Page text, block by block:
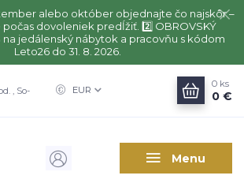
alebo október objednajte čo najskôr –
dovoleniek predĺžiť. 2️⃣ OBROVSKÝ
na jedálenský nábytok a pracovňu s kódom
Leto26 do 31. 8. 2026.
Menu
EUR
, So-
0 ks
0 €